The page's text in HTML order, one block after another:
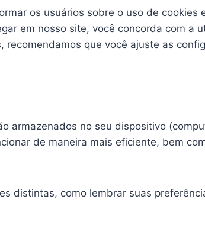
os usuários sobre o uso de cookies
em nosso site, você concorda com a
recomendamos que você ajuste as
armazenados no seu dispositivo
de maneira mais eficiente, bem
distintas, como lembrar suas